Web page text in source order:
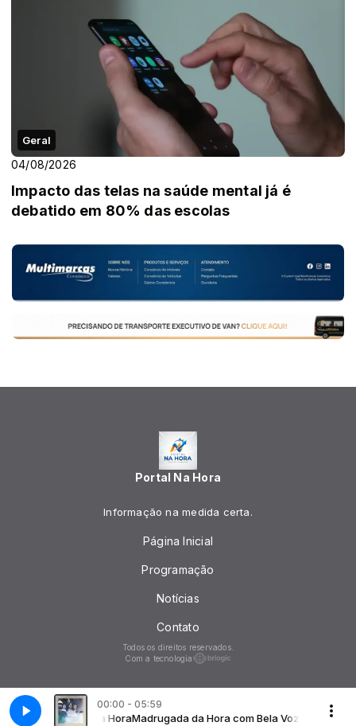
00:00 - 05:59
Bela Voz da HoraMadrugada da Hora com Bela Voz da Hora
14 Bis - Adoráveis Criaturas
Geral
04/08/2026
Impacto das telas na saúde mental já é
debatido em 80% das escolas
Portal Na Hora
Informação na medida certa.
Página Inicial
Programação
Notícias
Contato
Todos os direitos reservados.
Com a tecnologia